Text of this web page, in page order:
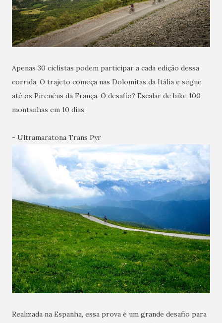
Apenas 30 ciclistas podem participar a cada edição dessa
corrida. O trajeto começa nas Dolomitas da Itália e segue
até os Pirenéus da França. O desafio? Escalar de bike 100
montanhas em 10 dias.
- Ultramaratona Trans Pyr
Realizada na Espanha, essa prova é um grande desafio para